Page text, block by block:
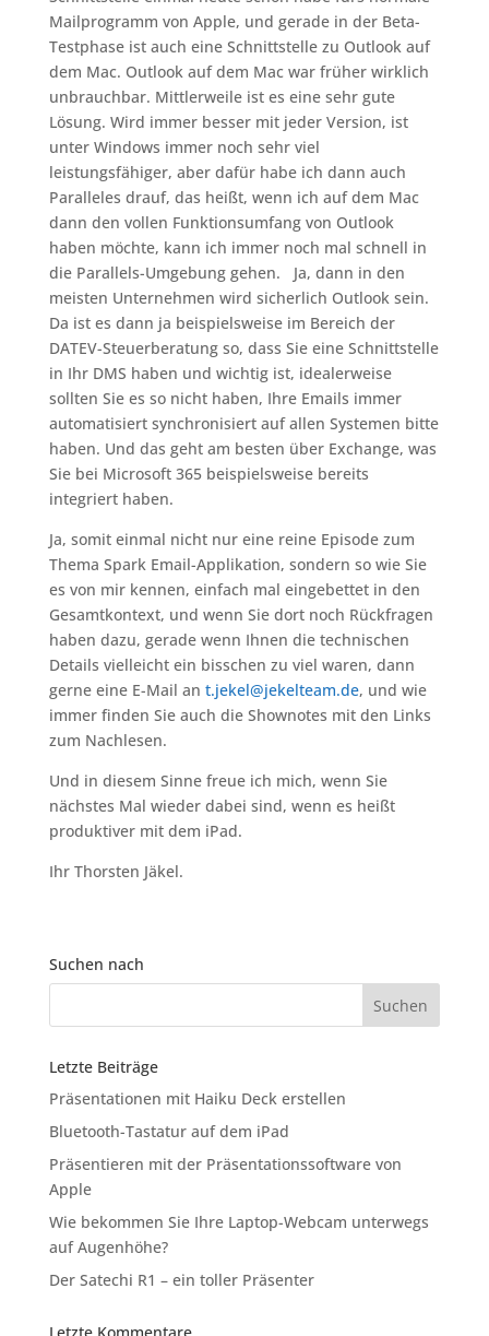
Mailprogramm von Apple, und gerade in der Beta-
Testphase ist auch eine Schnittstelle zu Outlook auf
dem Mac. Outlook auf dem Mac war früher wirklich
unbrauchbar. Mittlerweile ist es eine sehr gute
Lösung. Wird immer besser mit jeder Version, ist
unter Windows immer noch sehr viel
leistungsfähiger, aber dafür habe ich dann auch
Paralleles drauf, das heißt, wenn ich auf dem Mac
dann den vollen Funktionsumfang von Outlook
haben möchte, kann ich immer noch mal schnell in
die Parallels-Umgebung gehen. Ja, dann in den
meisten Unternehmen wird sicherlich Outlook sein.
Da ist es dann ja beispielsweise im Bereich der
DATEV-Steuerberatung so, dass Sie eine Schnittstelle
in Ihr DMS haben und wichtig ist, idealerweise
sollten Sie es so nicht haben, Ihre Emails immer
automatisiert synchronisiert auf allen Systemen bitte
haben. Und das geht am besten über Exchange, was
Sie bei Microsoft 365 beispielsweise bereits
integriert haben.
Ja, somit einmal nicht nur eine reine Episode zum
Thema Spark Email-Applikation, sondern so wie Sie
es von mir kennen, einfach mal eingebettet in den
Gesamtkontext, und wenn Sie dort noch Rückfragen
haben dazu, gerade wenn Ihnen die technischen
Details vielleicht ein bisschen zu viel waren, dann
gerne eine E-Mail an t.jekel@jekelteam.de, und wie
immer finden Sie auch die Shownotes mit den Links
zum Nachlesen.
Und in diesem Sinne freue ich mich, wenn Sie
nächstes Mal wieder dabei sind, wenn es heißt
produktiver mit dem iPad.
Ihr Thorsten Jäkel.
Suchen nach
Letzte Beiträge
Präsentationen mit Haiku Deck erstellen
Bluetooth-Tastatur auf dem iPad
Präsentieren mit der Präsentationssoftware von
Apple
Wie bekommen Sie Ihre Laptop-Webcam unterwegs
auf Augenhöhe?
Der Satechi R1 – ein toller Präsenter